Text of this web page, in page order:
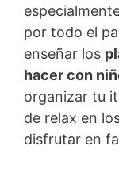
por todo el
enseñar los
hacer con
organizar tu
de relax en
disfrutar en